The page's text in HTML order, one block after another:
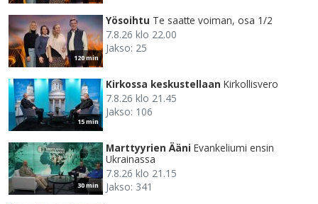
120 min
Yösoihtu Te saatte voiman, osa 1/2
7.8.26 klo 22.00
Jakso: 25
15 min
Kirkossa keskustellaan Kirkollisvero
7.8.26 klo 21.45
Jakso: 106
30 min
Marttyyrien Ääni Evankeliumi ensin
Ukrainassa
7.8.26 klo 21.15
Jakso: 341